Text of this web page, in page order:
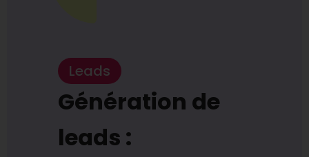
Leads
Génération de
leads :